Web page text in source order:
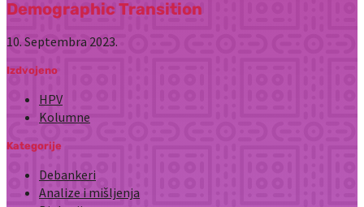
Demographic Transition
10. Septembra 2023.
Izdvojeno
HPV
Kolumne
Kategorije
Debankeri
Analize i mišljenja